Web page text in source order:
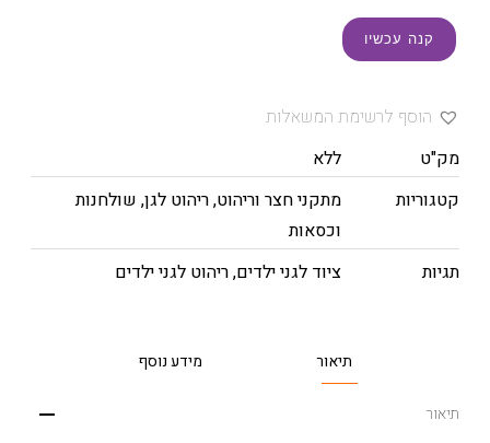
קנה עכשיו
הוסף לרשימת המשאלות
מק"ט
ללא
קטגוריות
מתקני חצר וריהוט,ריהוט לגן, שולחנות
וכסאות
תגיות
ציוד לגני ילדים,ריהוט לגני ילדים
תיאור מידע נוסף
תיאור